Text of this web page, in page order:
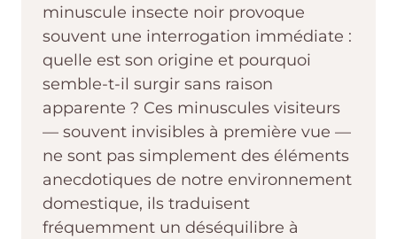
minuscule insecte noir provoque
souvent une interrogation immédiate :
quelle est son origine et pourquoi
semble-t-il surgir sans raison
apparente ? Ces minuscules visiteurs
— souvent invisibles à première vue —
ne sont pas simplement des éléments
anecdotiques de notre environnement
domestique, ils traduisent
fréquemment un déséquilibre à